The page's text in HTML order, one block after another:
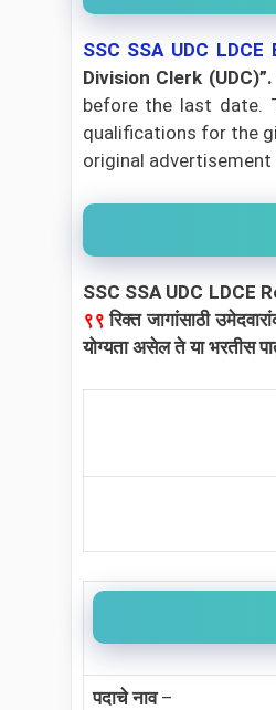
SSC SSA UDC LDCE
Division Clerk (UDC)”.
before the last date.
qualifications for the
original advertisement
SSC SSA UDC LDCE
९९रिक्त जागांसाठी
योग्यता असेल ते या भरतीस
पदाचे नाव–